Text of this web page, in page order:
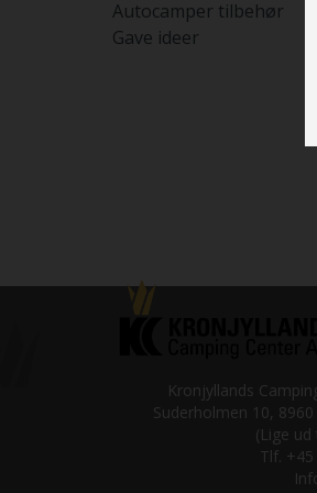
Autocamper tilbehør
Gave ideer
Kronjyllands
Suderholmen 10,
(Lige
Tlf.